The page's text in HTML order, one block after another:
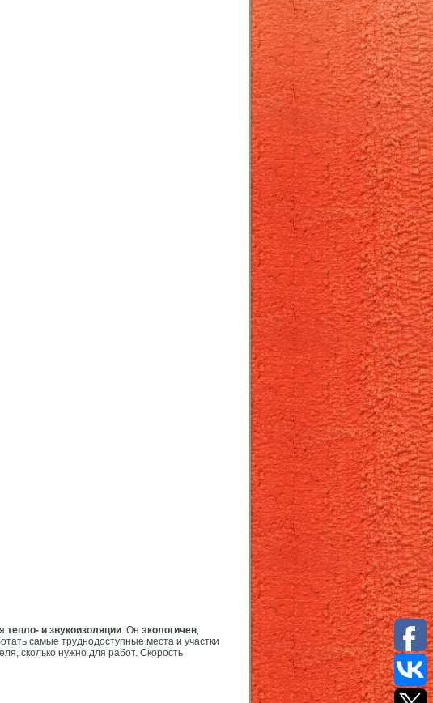
тепло- и звукоизоляции. Он экологичен,
самые труднодоступные места и участки
сколько нужно для работ. Скорость